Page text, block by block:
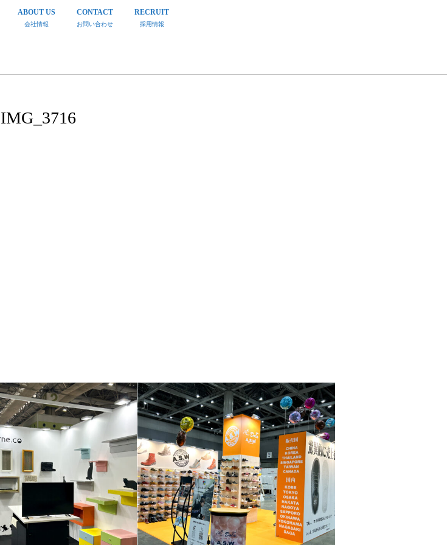
ABOUT US
会社情報
CONTACT
お問い合わせ
RECRUIT
採用情報
IMG_3716